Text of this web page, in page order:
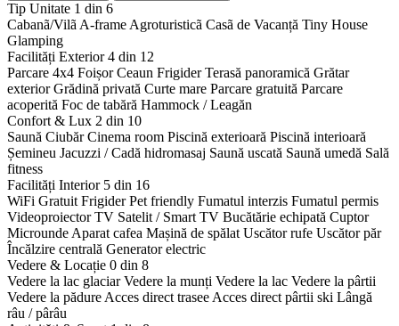
Tip Unitate 1 din 6
Cabanã/Vilã A-frame Agroturisticã Casã de Vacanță Tiny House
Glamping
Facilități Exterior4 din 12
Parcare 4x4 Foișor Ceaun Frigider Terasă panoramică Grătar
exterior Grădină privată Curte mare Parcare gratuită Parcare
acoperită Foc de tabără Hammock / Leagăn
Confort & Lux 2 din 10
Saună Ciubăr Cinema room Piscină exterioară Piscină interioară
Șemineu Jacuzzi / Cadă hidromasaj Saună uscată Saună umedă Sală
fitness
Facilități Interior 5 din 16
WiFi Gratuit Frigider Pet friendly Fumatul interzis Fumatul permis
Videoproiector TV Satelit / Smart TV Bucătărie echipată Cuptor
Microunde Aparat cafea Mașină de spălat Uscător rufe Uscător păr
Încălzire centrală Generator electric
Vedere & Locație 0 din 8
Vedere la lac glaciar Vedere la munți Vedere la lac Vedere la pârtii
Vedere la pădure Acces direct trasee Acces direct pârtii ski Lângă
râu / pârâu